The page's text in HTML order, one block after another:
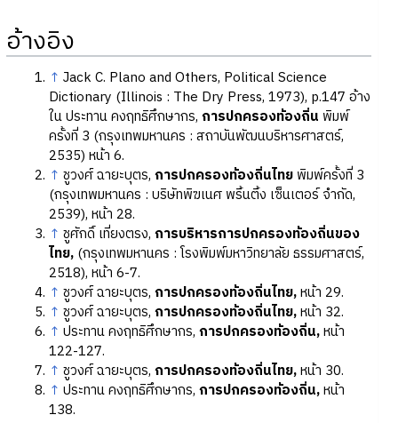
อ้างอิง
↑ Jack C. Plano and Others, Political Science
Dictionary (Illinois : The Dry Press, 1973), p.147 อ้าง
ใน ประทาน คงฤทธิศึกษากร,การปกครองท้องถิ่น พิมพ์
ครั้งที่ 3 (กรุงเทพมหานคร : สถาบันพัฒนบริหารศาสตร์,
2535) หน้า 6.
↑ ชูวงศ์ ฉายะบุตร,การปกครองท้องถิ่นไทย พิมพ์ครั้งที่ 3
(กรุงเทพมหานคร : บริษัทพิฆเนศ พริ้นติ้ง เซ็นเตอร์ จำกัด,
2539), หน้า 28.
↑ ชูศักดิ์ เที่ยงตรง,การบริหารการปกครองท้องถิ่นของ
ไทย, (กรุงเทพมหานคร : โรงพิมพ์มหาวิทยาลัย ธรรมศาสตร์,
2518), หน้า 6-7.
↑ ชูวงศ์ ฉายะบุตร,การปกครองท้องถิ่นไทย,หน้า 29.
↑ ชูวงศ์ ฉายะบุตร,การปกครองท้องถิ่นไทย,หน้า 32.
↑ ประทาน คงฤทธิศึกษากร,การปกครองท้องถิ่น,หน้า
122-127.
↑ ชูวงศ์ ฉายะบุตร,การปกครองท้องถิ่นไทย,หน้า 30.
↑ ประทาน คงฤทธิศึกษากร,การปกครองท้องถิ่น,หน้า
138.